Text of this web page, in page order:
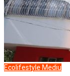
Ecolifestyle Mediu